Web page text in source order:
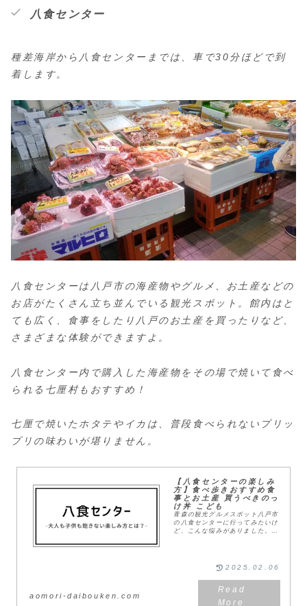
八食センター
種差海岸から八食センターまでは、車で30分ほどで到
着します。
八食センターは八戸市の海産物やグルメ、お土産などの
お店がたくさん立ち並んでいる観光スポット。館内はと
ても広く、食事をしたり八戸のお土産を買ったりなど、
さまざまな体験ができますよ。
八食センター内で購入した海産物をその場で焼いて食べ
られる七厘村もおすすめ！
七厘で焼いたホタテやイカは、普段食べられないプリッ
プリの味わいが堪りません。
【八食センターの楽しみ
方】食べ歩きおすすめ食
事とお土産 買うべきのっ
け丼 こども
青森の観光グルメスポット八戸市
の八食センターに行ってみたいけ
ど、こんな悩みがありました。
を抱えながら行ってみた...
aomori-daibouken.com
2025.02.06